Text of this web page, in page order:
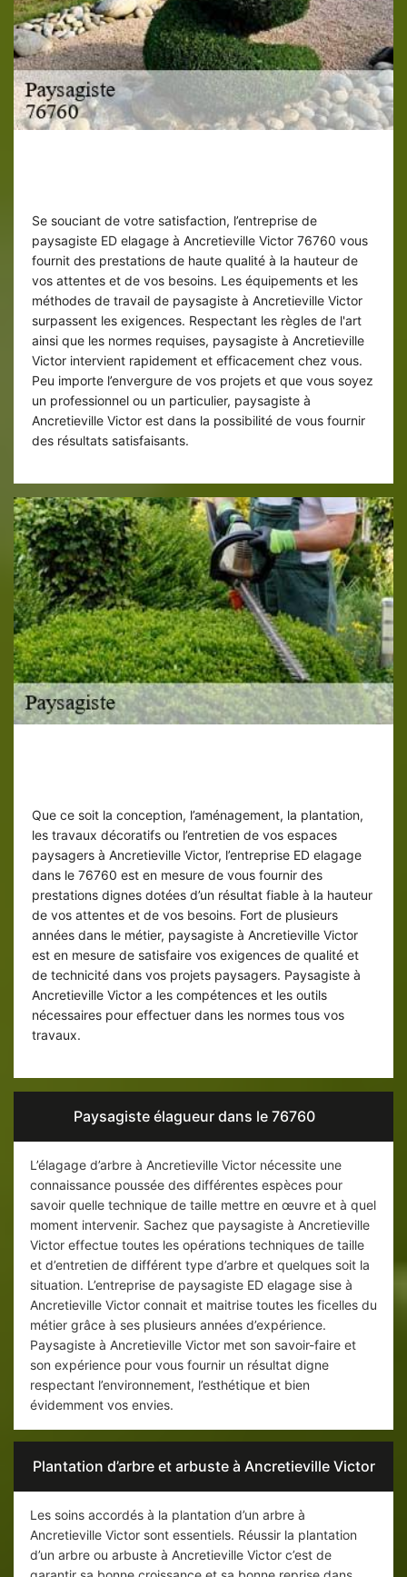
Se souciant de votre satisfaction, l’entreprise de
paysagiste ED elagage à Ancretieville Victor 76760 vous
fournit des prestations de haute qualité à la hauteur de
vos attentes et de vos besoins. Les équipements et les
méthodes de travail de paysagiste à Ancretieville Victor
surpassent les exigences. Respectant les règles de l'art
ainsi que les normes requises, paysagiste à Ancretieville
Victor intervient rapidement et efficacement chez vous.
Peu importe l’envergure de vos projets et que vous soyez
un professionnel ou un particulier, paysagiste à
Ancretieville Victor est dans la possibilité de vous fournir
des résultats satisfaisants.
Que ce soit la conception, l’aménagement, la plantation,
les travaux décoratifs ou l’entretien de vos espaces
paysagers à Ancretieville Victor, l’entreprise ED elagage
dans le 76760 est en mesure de vous fournir des
prestations dignes dotées d’un résultat fiable à la hauteur
de vos attentes et de vos besoins. Fort de plusieurs
années dans le métier, paysagiste à Ancretieville Victor
est en mesure de satisfaire vos exigences de qualité et
de technicité dans vos projets paysagers. Paysagiste à
Ancretieville Victor a les compétences et les outils
nécessaires pour effectuer dans les normes tous vos
travaux.
Paysagiste élagueur dans le 76760
L’élagage d’arbre à Ancretieville Victor nécessite une
connaissance poussée des différentes espèces pour
savoir quelle technique de taille mettre en œuvre et à quel
moment intervenir. Sachez que paysagiste à Ancretieville
Victor effectue toutes les opérations techniques de taille
et d’entretien de différent type d’arbre et quelques soit la
situation. L’entreprise de paysagiste ED elagage sise à
Ancretieville Victor connait et maitrise toutes les ficelles du
métier grâce à ses plusieurs années d’expérience.
Paysagiste à Ancretieville Victor met son savoir-faire et
son expérience pour vous fournir un résultat digne
respectant l’environnement, l’esthétique et bien
évidemment vos envies.
Plantation d’arbre et arbuste à Ancretieville Victor
Les soins accordés à la plantation d’un arbre à
Ancretieville Victor sont essentiels. Réussir la plantation
d’un arbre ou arbuste à Ancretieville Victor c’est de